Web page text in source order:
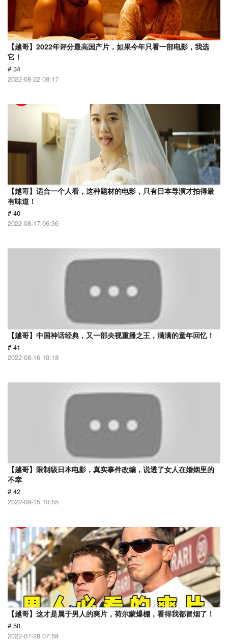
【越哥】2022年评分最高国产片，如果今年只看一部电影，我选
它！
# 34
2022-08-22 08:17
【越哥】适合一个人看，这种题材的电影，只有日本导演才拍得最
有味道！
# 40
2022-08-17 06:36
【越哥】中国神话经典，又一部央视重播之王，满满的童年回忆！
# 41
2022-08-16 10:18
【越哥】限制级日本电影，真实事件改编，说透了女人在婚姻里的
不幸
# 42
2022-08-15 10:55
【越哥】这才是属于男人的爽片，荷尔蒙爆棚，看得我都冒烟了！
# 50
2022-07-28 07:58